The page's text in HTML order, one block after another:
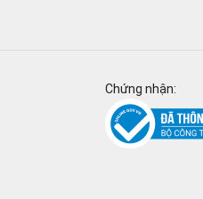
Chứng nhận: